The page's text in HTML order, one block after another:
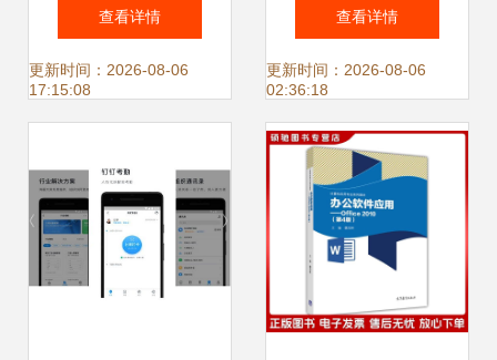
系统 Office系列办
公软件全景解析与
查看详情
更新时间：2026-08-06
17:15:08
办公软件在非凡软
件站的多样化选择
与应用
查看详情
更新时间：2026-08-06
02:36:18